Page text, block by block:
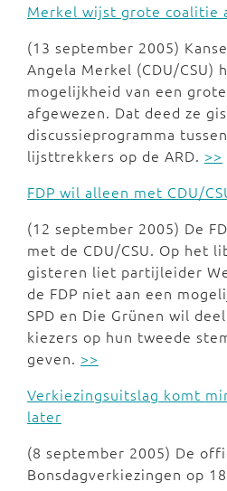
Merkel wijst grote coalitie
(13 september 2005)
Angela Merkel (CDU/CSU)
mogelijkheid van een
afgewezen. Dat deed ze
discussieprogramma
lijsttrekkers op de ARD. >>
FDP wil alleen met CDU/
(12 september 2005) De
met de CDU/CSU. Op het
gisteren liet partijleider
de FDP niet aan een
SPD en Die Grünen wil
kiezers op hun tweede
geven. >>
Verkiezingsuitslag komt
later
(8 september 2005) De
Bonsdagverkiezingen op